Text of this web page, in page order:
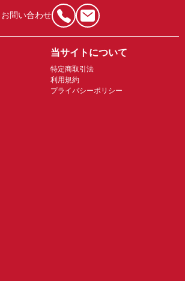
お問い合わせ
当サイトについて
特定商取引法
利用規約
プライバシーポリシー